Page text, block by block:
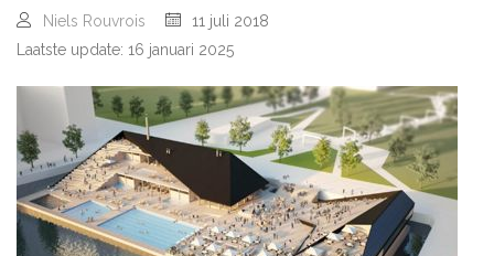
Niels Rouvrois
11 juli 2018
Laatste update: 16 januari 2025